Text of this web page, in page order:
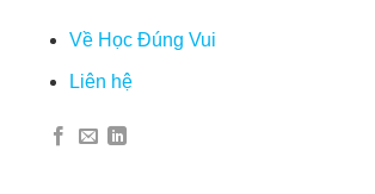
Về Học Đúng Vui
Liên hệ